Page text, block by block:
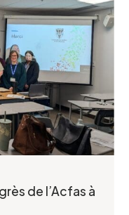
de l’Acfas à